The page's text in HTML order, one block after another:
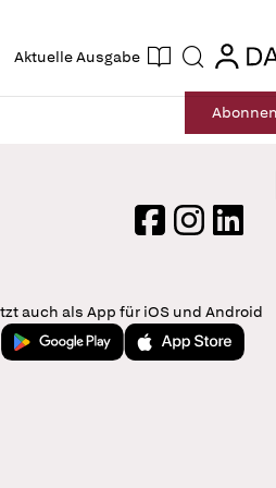
Aktuelle Ausgabe Suche
login
Abo
FacebookInstagram
LinkedIn
auch als App für iOS und Android
Jetzt bei Google PlayLaden im App Store